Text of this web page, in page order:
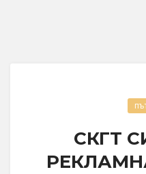
СКГТ